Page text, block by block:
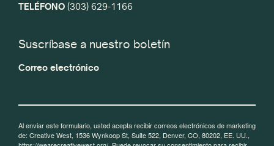
TELÉFONO (303) 629-1166
Suscríbase a nuestro boletín
Correo electrónico
Al enviar este formulario, usted acepta recibir correos electrónicos de marketing
de: Creative West, 1536 Wynkoop St, Suite 522, Denver, CO, 80202, EE. UU.,